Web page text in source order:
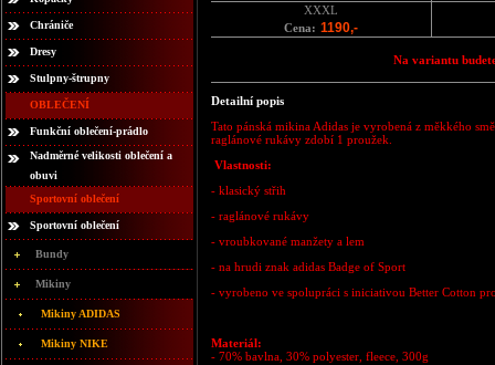
Chrániče
Dresy
Stulpny-štrupny
OBLEČENÍ
Funkční oblečení-prádlo
Nadměrné velikosti oblečení a
obuvi
Sportovní oblečení
Sportovní oblečení
Bundy
Mikiny
Mikiny ADIDAS
Mikiny NIKE
XXXL
Cena: 1190,-
Na variantu
Detailní popis
Tato pánská mikina Adidas je vyrobená z měkkého
raglánové rukávy zdobí 1 proužek.
Vlastnosti:
- klasický střih
- raglánové rukávy
- vroubkované manžety a lem
- na hrudi znak adidas Badge of Sport
- vyrobeno ve spolupráci s iniciativou Better Cotton
Materiál:
- 70% bavlna, 30% polyester, fleece, 300g